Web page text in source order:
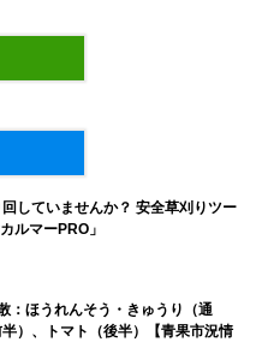
していませんか？ 安全草刈りツー
ルマーPRO」
：ほうれんそう・きゅうり（通
）、トマト（後半）【青果市況情